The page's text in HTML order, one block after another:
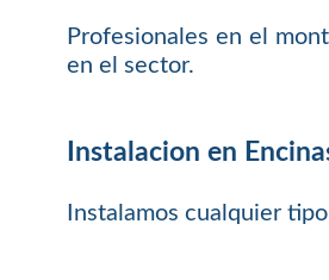
Profesionales en el
en el sector.
Instalacion en
Instalamos cualquier